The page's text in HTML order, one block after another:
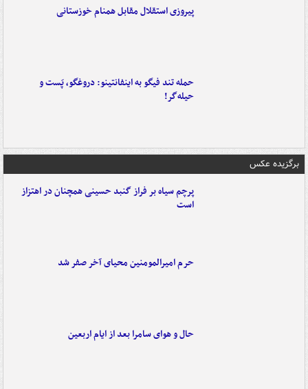
پیروزی استقلال مقابل همنام خوزستانی
حمله تند فیگو به اینفانتینو: دروغگو، پَست‌ و
حیله‌گر!
برگزیده عکس
پرچم سیاه بر فراز گنبد حسینی همچنان در اهتزاز
است
حرم امیرالمومنین محیای آخر صفر شد
حال و هوای سامرا بعد از ایام اربعین